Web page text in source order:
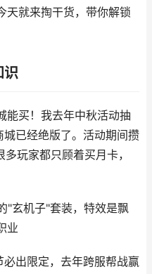
天就来掏干货，带你解锁
识
能买！我去年中秋活动抽
已经绝版了。活动期间攒
玩家都只顾着买月卡，
"玄机子"套装，特效是飘
业
出限定，去年跨服帮战赢